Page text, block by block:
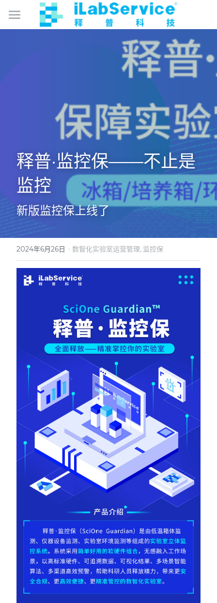
数智化实验室管理
仪器保
智能硬件产品
成为合作伙伴
免费试用
简体中文
简体中文
English
微信客服
释普·监控保——不止是
监控
新版监控保上线了
2024年6月26日 · 数智化实验室运营管理, 监控保